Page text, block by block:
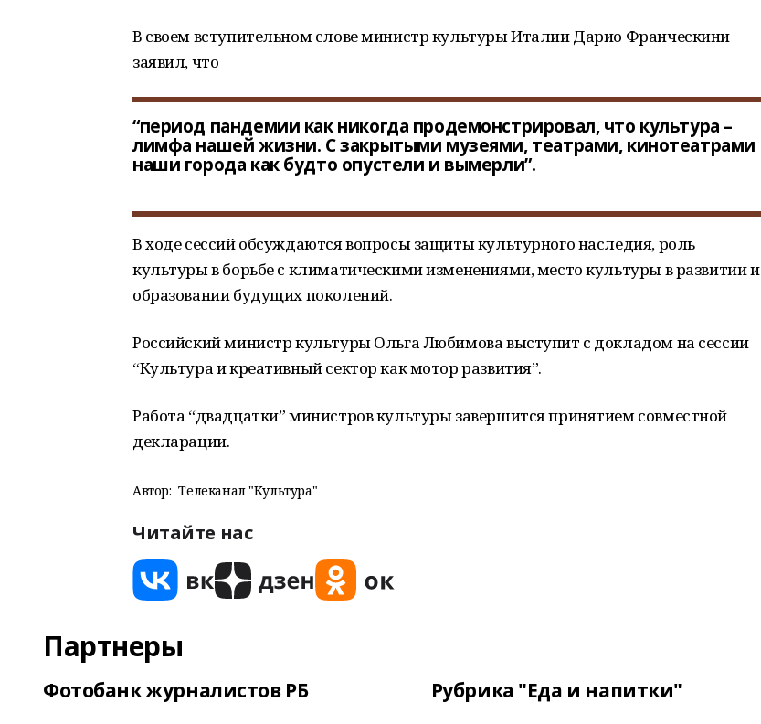
В своем вступительном слове министр культуры Италии Дарио Франческини
заявил, что
“период пандемии как никогда продемонстрировал, что культура –
лимфа нашей жизни. С закрытыми музеями, театрами, кинотеатрами
наши города как будто опустели и вымерли”.
В ходе сессий обсуждаются вопросы защиты культурного наследия, роль
культуры в борьбе с климатическими изменениями, место культуры в развитии и
образовании будущих поколений.
Российский министр культуры Ольга Любимова выступит с докладом на сессии
“Культура и креативный сектор как мотор развития”.
Работа “двадцатки” министров культуры завершится принятием совместной
декларации.
Автор: Телеканал "Культура"
Читайте нас
Партнеры
Фотобанк журналистов РБ Рубрика "Еда и напитки"